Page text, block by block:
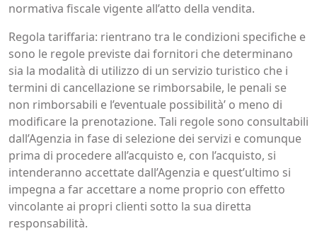
normativa fiscale vigente all’atto della vendita.
Regola tariffaria: rientrano tra le condizioni specifiche e
sono le regole previste dai fornitori che determinano
sia la modalità di utilizzo di un servizio turistico che i
termini di cancellazione se rimborsabile, le penali se
non rimborsabili e l’eventuale possibilità’ o meno di
modificare la prenotazione. Tali regole sono consultabili
dall’Agenzia in fase di selezione dei servizi e comunque
prima di procedere all’acquisto e, con l’acquisto, si
intenderanno accettate dall’Agenzia e quest’ultimo si
impegna a far accettare a nome proprio con effetto
vincolante ai propri clienti sotto la sua diretta
responsabilità.